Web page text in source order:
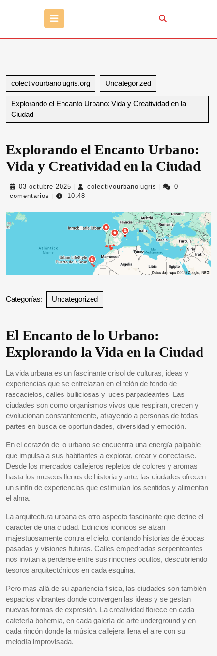
Botón
colectivourbanolugris.org Uncategorized
Explorando el Encanto Urbano: Vida y Creatividad en la
Ciudad
Explorando el Encanto Urbano:
Vida y Creatividad en la Ciudad
03 octubre 2025 03
octubre
colectivourbanolugris
0
comentarios
10:48
Categorías: Uncategorized
El Encanto de lo Urbano:
Explorando la Vida en la Ciudad
La vida urbana es un fascinante crisol de culturas, ideas y
experiencias que se entrelazan en el telón de fondo de
rascacielos, calles bulliciosas y luces parpadeantes. Las
ciudades son como organismos vivos que respiran, crecen y
evolucionan constantemente, atrayendo a personas de todas
partes en busca de oportunidades, diversidad y emoción.
En el corazón de lo urbano se encuentra una energía palpable
que impulsa a sus habitantes a explorar, crear y conectarse.
Desde los mercados callejeros repletos de colores y aromas
hasta los museos llenos de historia y arte, las ciudades ofrecen
un sinfín de experiencias que estimulan los sentidos y alimentan
el alma.
La arquitectura urbana es otro aspecto fascinante que define el
carácter de una ciudad. Edificios icónicos se alzan
majestuosamente contra el cielo, contando historias de épocas
pasadas y visiones futuras. Calles empedradas serpenteantes
nos invitan a perderse entre sus rincones ocultos, descubriendo
tesoros arquitectónicos en cada esquina.
Pero más allá de su apariencia física, las ciudades son también
espacios vibrantes donde convergen las ideas y se gestan
nuevas formas de expresión. La creatividad florece en cada
cafetería bohemia, en cada galería de arte underground y en
cada rincón donde la música callejera llena el aire con su
melodía improvisada.